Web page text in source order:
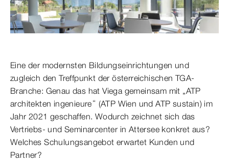
Eine der modernsten Bildungseinrichtungen und
zugleich den Treffpunkt der österreichischen TGA-
Branche: Genau das hat Viega gemeinsam mit „ATP
architekten ingenieure“ (ATP Wien und ATP sustain) im
Jahr 2021 geschaffen. Wodurch zeichnet sich das
Vertriebs- und Seminarcenter in Attersee konkret aus?
Welches Schulungsangebot erwartet Kunden und
Partner?